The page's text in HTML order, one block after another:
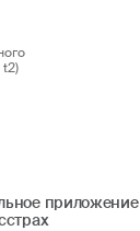
приложение